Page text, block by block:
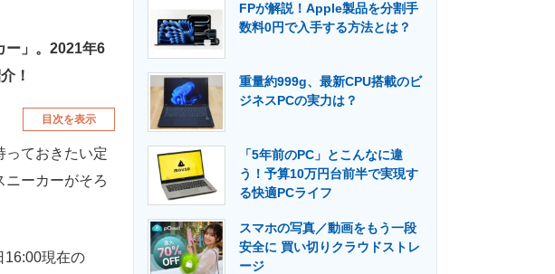
ー」。2021年6
！
目次を表示
ておきたい定
ニーカーがそろ
16:00現在の
FPが解説！Apple製品を分割手
数料0円で入手する方法とは？
重量約999g、最新CPU搭載のビ
ジネスPCの実力は？
「5年前のPC」とこんなに違
う！予算10万円台前半で実現す
る快適PCライフ
スマホの写真／動画をもう一段
安全に 買い切りクラウドストレ
ージ